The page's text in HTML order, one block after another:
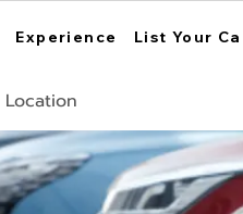
Experience List Your